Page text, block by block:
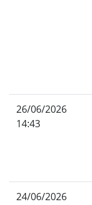
26/06/2026
14:43
24/06/2026